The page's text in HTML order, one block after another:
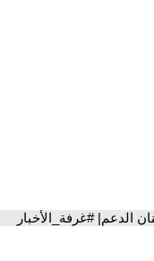
الدعم| #غرفة_الأخبار